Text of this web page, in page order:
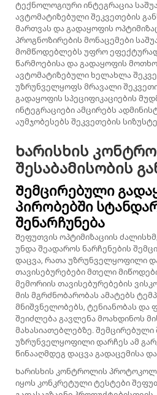
ტექნოლოგიური ინტეგრაცია
ავტომატიზებული შეკვეთების
მართვას და გადაყოფის
პროგნოზირების მონაცემები
მომწოდებლებს უფრო
წარმოებისა და გადაყოფის
ავტომატიზებული ხელახლა
უზრუნველყოფს მრავალი
გადაყოფის სპეციფიკაციების
ინტეგრაციები ამცირებს
აუმჯობესებს შეკვეთების
Ხარისხის
შესაბამისობის
Შემცირებული
პირობებში
შენარჩუნება
Შეფუთვის ოპტიმიზაციის
უნდა შეადაროს ნარჩენების
დაცვა, რათა უზრუნველყოფილი
თავისებურებები მთელი
მემორიის თავისებურებების
მის მგრძნობარობას ამატებს
მნიშვნელობებს, ტენიანობას და
შეიძლება გავლენა მოახდინოს
მახასიათებლებზე. შემცირებული
უზრუნველყოფილი დარჩეს ამ
წინააღმდეგ დაცვა გადაცემისა
Ხარისხის კონტროლის
იყოს კონკრეტული ტესტები